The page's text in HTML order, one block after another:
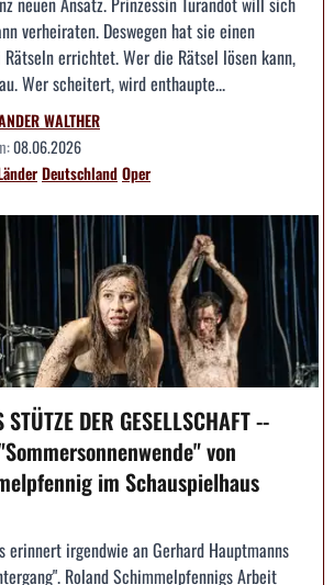
verheiraten. Deswegen hat sie einen
errichtet. Wer die Rätsel lösen kann,
Wer scheitert, wird enthaupte...
WALTHER
08.06.2026
DeutschlandOper
DER GESELLSCHAFT --
von
im Schauspielhaus
erinnert irgendwie an Gerhard Hauptmanns
Roland Schimmelpfennigs Arbeit